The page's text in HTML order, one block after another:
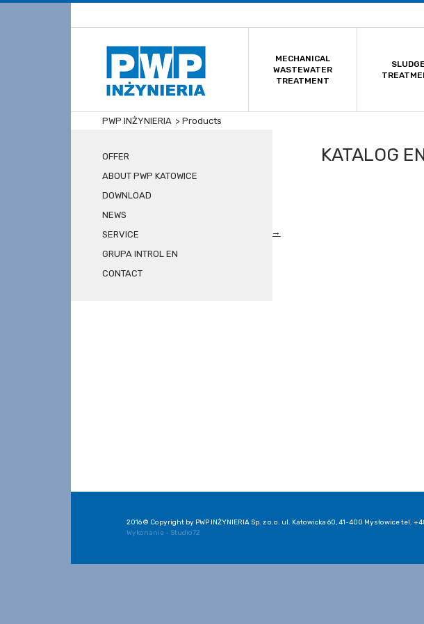
MECHANICAL
WASTEWATER
TREATMENT
SLUDGE
PWP INŻYNIERIA > Products
OFFER
ABOUT PWP KATOWICE
DOWNLOAD
NEWS
SERVICE
GRUPA INTROL EN
CONTACT
News
Oferta EN
Obróbka osadów Konstrukcje stalowe
Klimatyzacja i wentylacja
Read more →
READ OLDER
KATALOG
2016 © Copyright by PWP INŻYNIERIA Sp. z o.o. ul. Katowicka 60, 41-400 Mysłowice tel.
Wykonanie - Studio72